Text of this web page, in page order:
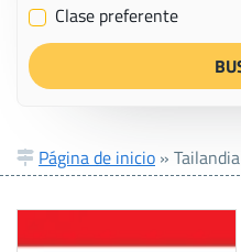
✔ Clase preferente
Página de inicio » Tailandia